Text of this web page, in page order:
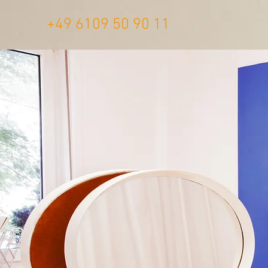
+49 6109 50 90 11